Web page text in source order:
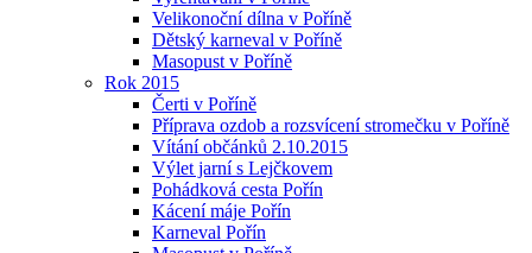
Velikonoční dílna v Poříně
Dětský karneval v Poříně
Masopust v Poříně
Rok 2015
Čerti v Poříně
Příprava ozdob a rozsvícení stromečku v Poříně
Vítání občánků 2.10.2015
Výlet jarní s Lejčkovem
Pohádková cesta Pořín
Kácení máje Pořín
Karneval Pořín